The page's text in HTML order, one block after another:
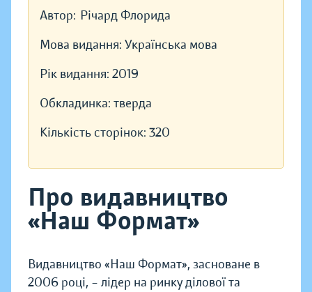
Автор: Річард Флорида
Мова видання: Українська мова
Рік видання: 2019
Обкладинка: тверда
Кількість сторінок: 320
Про видавництво
«Наш Формат»
Видавництво «Наш Формат», засноване в
2006 році, – лідер на ринку ділової та